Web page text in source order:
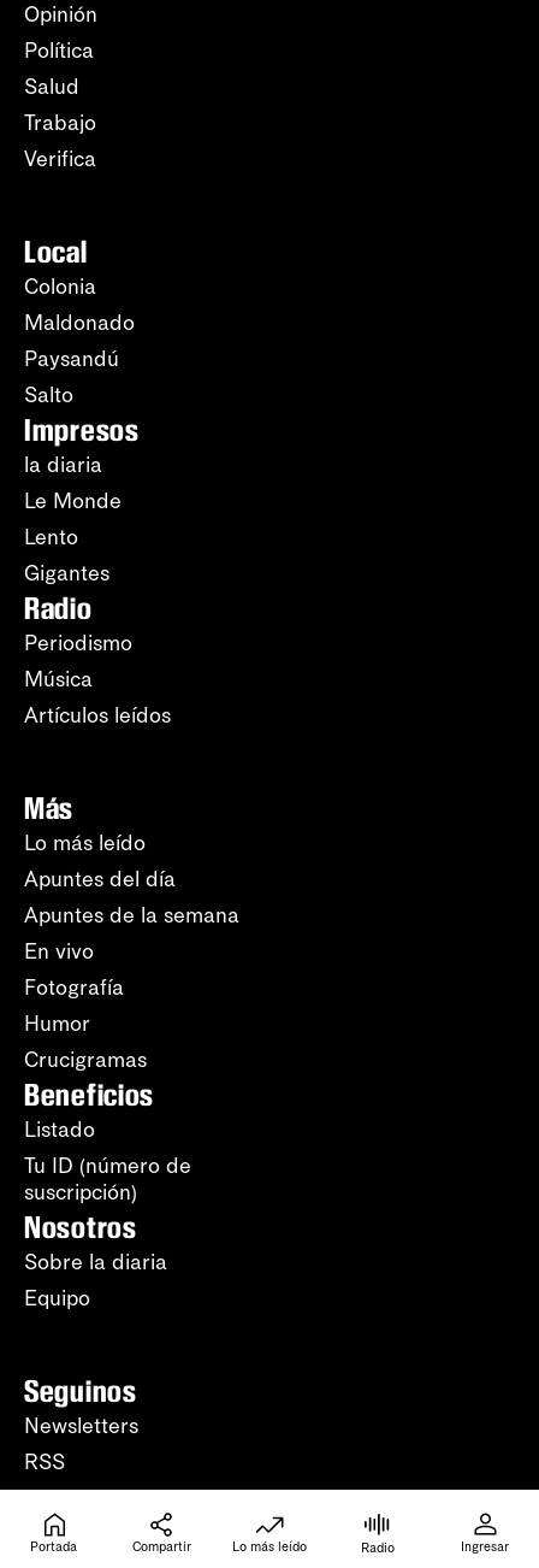
Opinión
Política
Salud
Trabajo
Verifica
Local
Colonia
Maldonado
Paysandú
Salto
Impresos
la diaria
Le Monde
Lento
Gigantes
Radio
Periodismo
Música
Artículos leídos
Más
Lo más leído
Apuntes del día
Apuntes de la semana
En vivo
Fotografía
Humor
Crucigramas
Beneficios
Listado
Tu ID (número de
suscripción)
Nosotros
Sobre la diaria
Equipo
Seguinos
Newsletters
RSS
YouTube
WhatsApp
Portada Compartir Lo más leído Radio Ingresar